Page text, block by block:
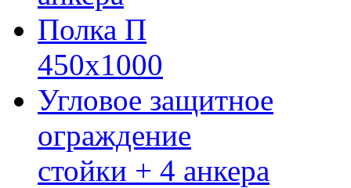
Полка П
450х1000
Угловое защитное
ограждение
стойки + 4 анкера